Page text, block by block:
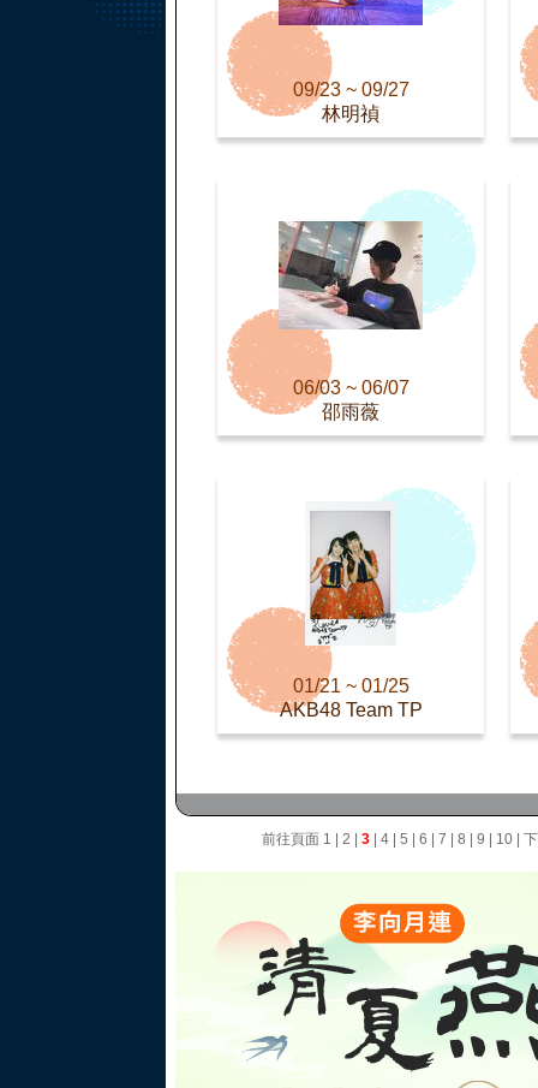
09/23 ~ 09/27
林明禎
06/03 ~ 06/07
邵雨薇
01/21 ~ 01/25
AKB48 Team TP
前往頁面 1 2 3| 4| 5 6 7 8 9 10|